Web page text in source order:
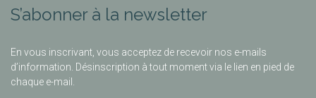
S’abonner à la newsletter
En vous inscrivant, vous acceptez de recevoir nos e-mails
d’information. Désinscription à tout moment via le lien en pied de
chaque e-mail.